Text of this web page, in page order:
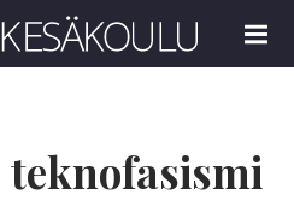
MENU
teknofasismi